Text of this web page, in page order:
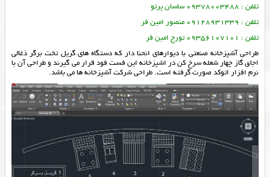
تلفن : 09378003488 ساسان پرتو
تلفن : 09128931339 منصور امین فر
تلفن : 09356107101 تورج امین فر
طراحی آشپزخانه صنعتی با دیوارهای انحنا دار که دستگاه های گریل تخت برگر ذغالی
اجاق گاز چهار شعله سرخ کن در اشپزخانه این فست فود قرار می گیرند و طراحی آن با
نرم افزار اتوکد صورت گرفته است. طراحی شرکت آشپزخانه ها می باشد.